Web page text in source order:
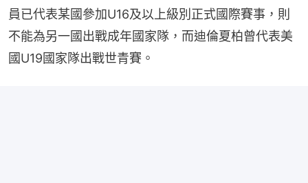
員已代表某國參加U16及以上級別正式國際賽事，則
不能為另一國出戰成年國家隊，而迪倫夏柏曾代表美
國U19國家隊出戰世青賽。